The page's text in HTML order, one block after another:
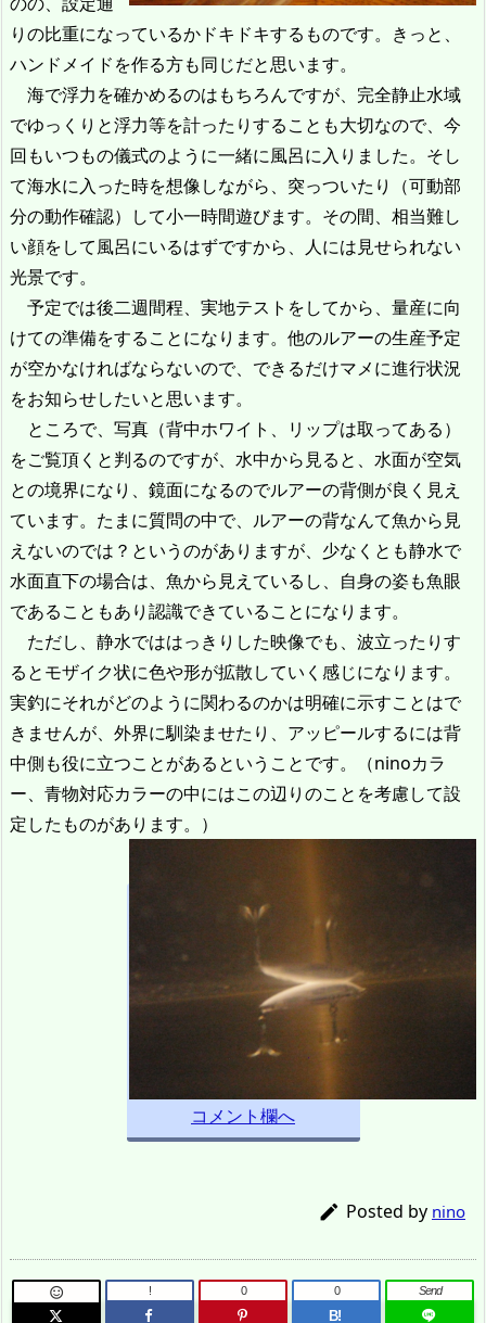
りの比重になっているかドキドキするものです。きっと、
ハンドメイドを作る方も同じだと思います。
海で浮力を確かめるのはもちろんですが、完全静止水域
でゆっくりと浮力等を計ったりすることも大切なので、今
回もいつもの儀式のように一緒に風呂に入りました。そし
て海水に入った時を想像しながら、突っついたり（可動部
分の動作確認）して小一時間遊びます。その間、相当難し
い顔をして風呂にいるはずですから、人には見せられない
光景です。
予定では後二週間程、実地テストをしてから、量産に向
けての準備をすることになります。他のルアーの生産予定
が空かなければならないので、できるだけマメに進行状況
をお知らせしたいと思います。
ところで、写真（背中ホワイト、リップは取ってある）
をご覧頂くと判るのですが、水中から見ると、水面が空気
との境界になり、鏡面になるのでルアーの背側が良く見え
ています。たまに質問の中で、ルアーの背なんて魚から見
えないのでは？というのがありますが、少なくとも静水で
水面直下の場合は、魚から見えているし、自身の姿も魚眼
であることもあり認識できていることになります。
ただし、静水でははっきりした映像でも、波立ったりす
るとモザイク状に色や形が拡散していく感じになります。
実釣にそれがどのように関わるのかは明確に示すことはで
きませんが、外界に馴染ませたり、アッピールするには背
中側も役に立つことがあるということです。（ninoカラ
ー、青物対応カラーの中にはこの辺りのことを考慮して設
定したものがあります。）
コメント欄へ
 Posted by nino
 ! 0
B!
0 Send